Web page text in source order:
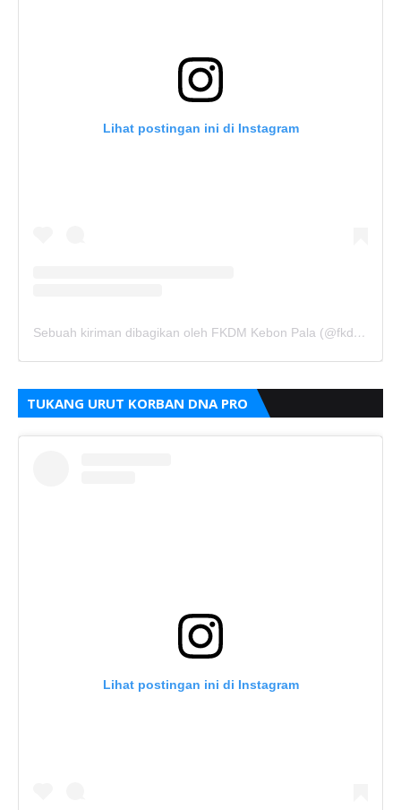
Lihat postingan ini di Instagram
Sebuah kiriman dibagikan oleh FKDM Kebon Pala (@fkdm_kebonpala)
TUKANG URUT KORBAN DNA PRO
Lihat postingan ini di Instagram